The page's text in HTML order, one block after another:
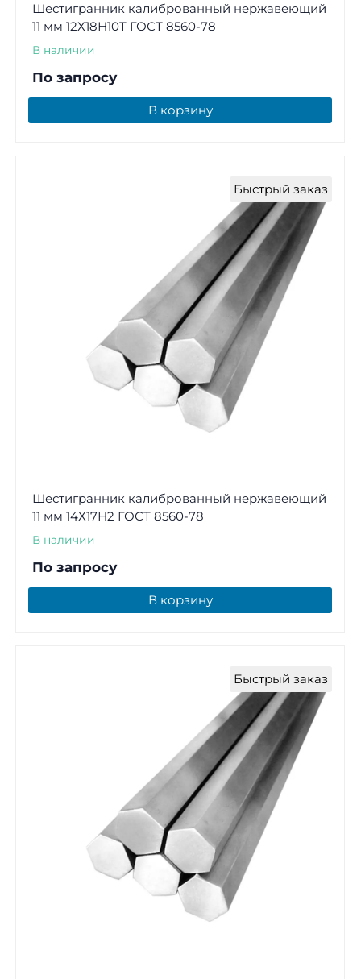
Шестигранник калиброванный нержавеющий
11 мм 12Х18Н10Т ГОСТ 8560-78
В наличии
По запросу
В корзину
Быстрый заказ
Шестигранник калиброванный нержавеющий
11 мм 14Х17Н2 ГОСТ 8560-78
В наличии
По запросу
В корзину
Быстрый заказ